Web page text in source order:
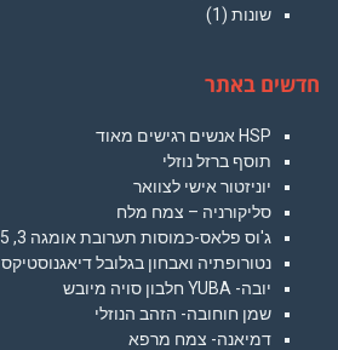
שונות (1)
חדשים באתר
HSP אנשים רגישים מאוד
תוסף ברזל נוזלי
יוניזטור אישי לצוואר
סליקורניה – צמח מלח
ג'וס פלאס-כמוסות תערובת אומגה 3, 5, 6, 7, ו-9
נטורופתיה ואבחון בגלובל דיאגנוסטיקס
יובה- YUBA חלבון סויה מיובש
שמן חוחובה- הזהב הנוזלי
דמיאנה- צמח מרפא